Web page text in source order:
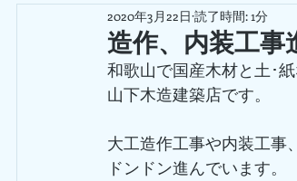
わかやまの家 真壁造りの家
田舎暮らしの事 建築あれこれ
造作、内装工事
2020年3月22日 読了時間: 1分
和歌山で国産木材と土･
山下木造建築店です。
大工造作工事や内装工事
ドンドン進んでいます。